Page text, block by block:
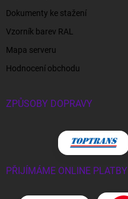
Dokumenty ke stažení
Vzorník barev RAL
Mapa serveru
Hodnocení obchodu
ZPŮSOBY DOPRAVY
PŘIJÍMÁME ONLINE PLATBY